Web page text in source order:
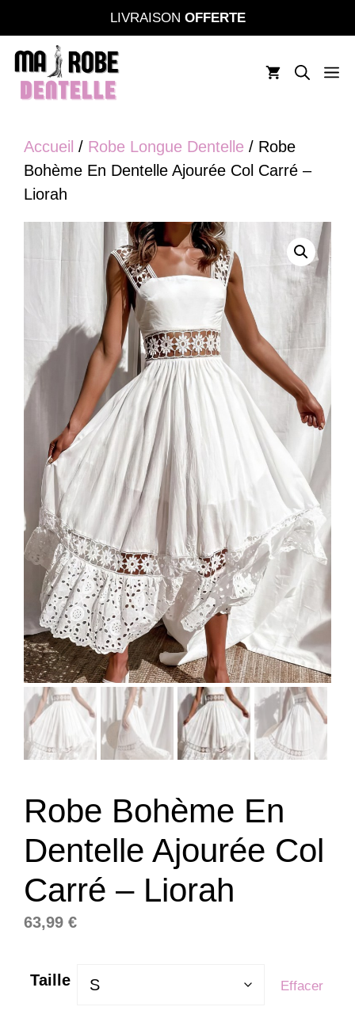
au
contenu
LIVRAISON OFFERTE
Accueil / Robe Longue Dentelle / Robe
Bohème En Dentelle Ajourée Col Carré –
Liorah
Robe Bohème En
Dentelle Ajourée Col
Carré – Liorah
63,99 €
Taille Effacer